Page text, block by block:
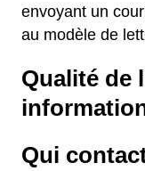
envoyant un
au modèle de
Qualité de
Qui